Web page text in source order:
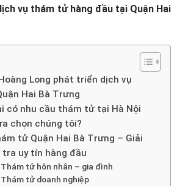
vụ thám tử hàng đầu tại Quận Hai
Long phát triển dịch vụ
Hai Bà Trưng
có nhu cầu thám tử tại Hà Nội
chọn chúng tôi?
tử Quận Hai Bà Trưng – Giải
tra uy tín hàng đầu
Thám tử hôn nhân – gia đình
Thám tử doanh nghiệp